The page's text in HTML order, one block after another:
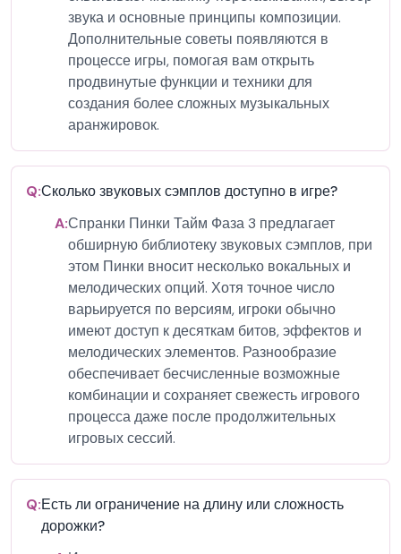
звука и основные принципы композиции.
Дополнительные советы появляются в
процессе игры, помогая вам открыть
продвинутые функции и техники для
создания более сложных музыкальных
аранжировок.
Q:Сколько звуковых сэмплов доступно в игре?
A:Спранки Пинки Тайм Фаза 3 предлагает
обширную библиотеку звуковых сэмплов, при
этом Пинки вносит несколько вокальных и
мелодических опций. Хотя точное число
варьируется по версиям, игроки обычно
имеют доступ к десяткам битов, эффектов и
мелодических элементов. Разнообразие
обеспечивает бесчисленные возможные
комбинации и сохраняет свежесть игрового
процесса даже после продолжительных
игровых сессий.
Q:Есть ли ограничение на длину или сложность
дорожки?